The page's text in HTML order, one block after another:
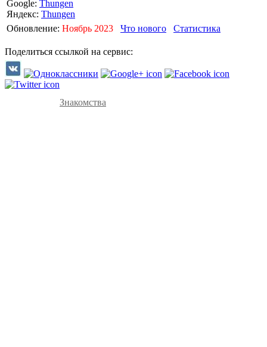
Google: Thungen
Яндекс: Thungen
Обновление: Ноябрь 2023 Что нового Статистика
Поделиться ссылкой на сервис:
Знакомства